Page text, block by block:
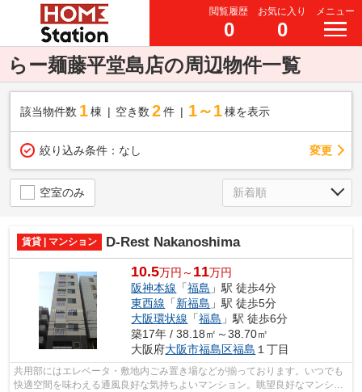
閲覧履歴
0
お気に入り
0
メニュー
らー麺藤平堂島店の周辺物件一覧
該当物件数 1棟 空き数 2 件 1～1 棟を表示
絞り込み条件： なし 変更
空室のみ
賃貸 | マンション D-Rest Nakanoshima
10.5万円～ 11万円
阪神本線 「福島 」駅 徒歩4分
東西線 「新福島 」駅 徒歩5分
大阪環状線 「福島 」駅 徒歩6分
築17年 / 38.18㎡～38.70㎡
大阪府大阪市福島区福島 １丁目
共用部にはエレベータ・敷地内ごみ置き場などが揃っております。いつでも
快適空間を味わえる通風良好な気持ちよいマンション。眺望良好なマンショ